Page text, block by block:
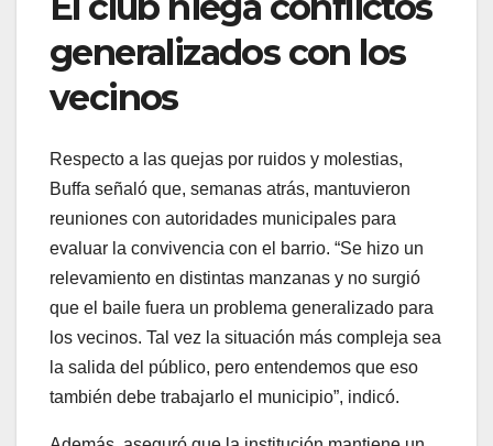
generalizados con los
vecinos
Respecto a las quejas por ruidos y molestias,
Buffa señaló que, semanas atrás, mantuvieron
reuniones con autoridades municipales para
evaluar la convivencia con el barrio. “Se hizo un
relevamiento en distintas manzanas y no surgió
que el baile fuera un problema generalizado para
los vecinos. Tal vez la situación más compleja sea
la salida del público, pero entendemos que eso
también debe trabajarlo el municipio”, indicó.